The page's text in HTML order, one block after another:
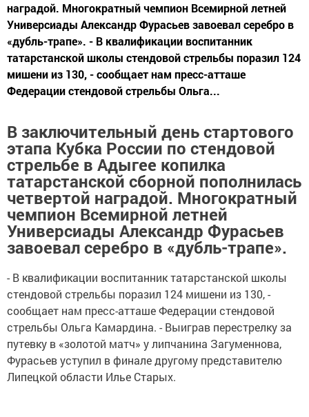
наградой. Многократный чемпион Всемирной летней
Универсиады Александр Фурасьев завоевал серебро в
«дубль-трапе». - В квалификации воспитанник
татарстанской школы стендовой стрельбы поразил 124
мишени из 130, - сообщает нам пресс-атташе
Федерации стендовой стрельбы Ольга...
В заключительный день стартового
этапа Кубка России по стендовой
стрельбе в Адыгее копилка
татарстанской сборной пополнилась
четвертой наградой. Многократный
чемпион Всемирной летней
Универсиады Александр Фурасьев
завоевал серебро в «дубль-трапе».
- В квалификации воспитанник татарстанской школы
стендовой стрельбы поразил 124 мишени из 130, -
сообщает нам пресс-атташе Федерации стендовой
стрельбы Ольга Камардина. - Выиграв перестрелку за
путевку в «золотой матч» у липчанина Загуменнова,
Фурасьев уступил в финале другому представителю
Липецкой области Илье Старых.